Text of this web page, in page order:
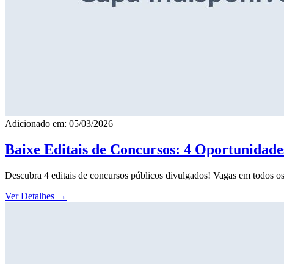
Adicionado em: 05/03/2026
Baixe Editais de Concursos: 4
Descubra 4 editais de concursos públicos divulgados! Vagas em todos
Ver Detalhes →